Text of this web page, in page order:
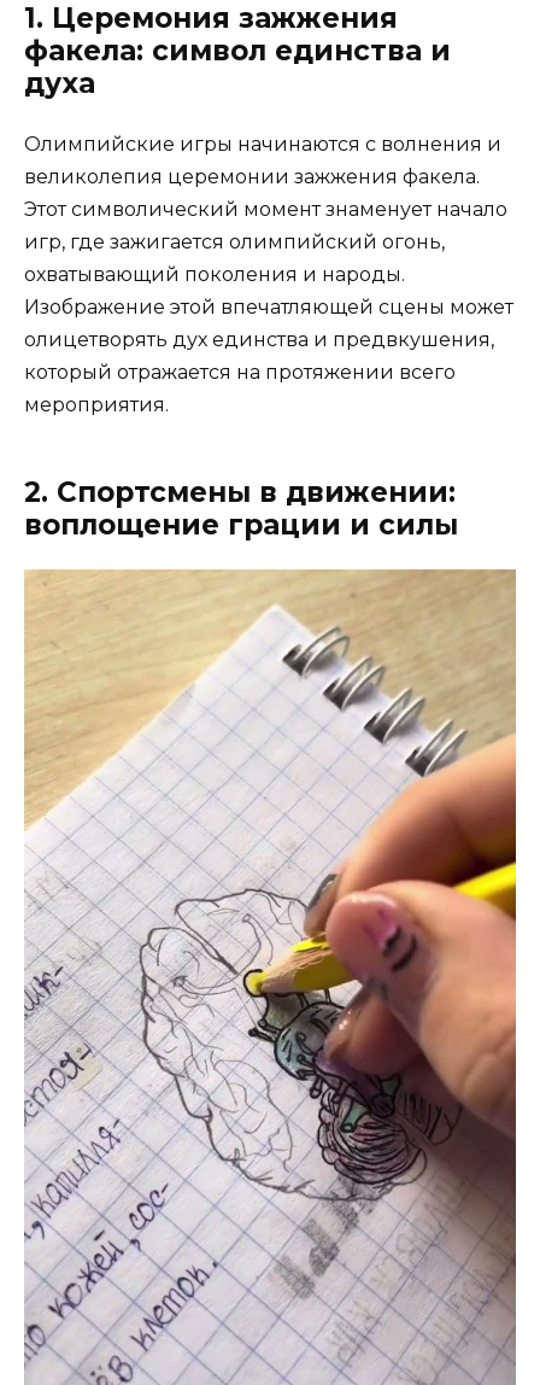
1. Церемония зажжения
факела: символ единства и
духа
Олимпийские игры начинаются с волнения и
великолепия церемонии зажжения факела.
Этот символический момент знаменует начало
игр, где зажигается олимпийский огонь,
охватывающий поколения и народы.
Изображение этой впечатляющей сцены может
олицетворять дух единства и предвкушения,
который отражается на протяжении всего
мероприятия.
2. Спортсмены в движении:
воплощение грации и силы